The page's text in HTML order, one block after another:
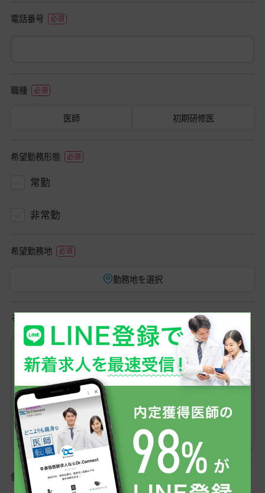
電話番号
職種
医師 初期研修医
希望勤務形態
常勤
非常勤
希望勤務地
勤務地を選択
その他ご希望条件など
個人情報保護方針